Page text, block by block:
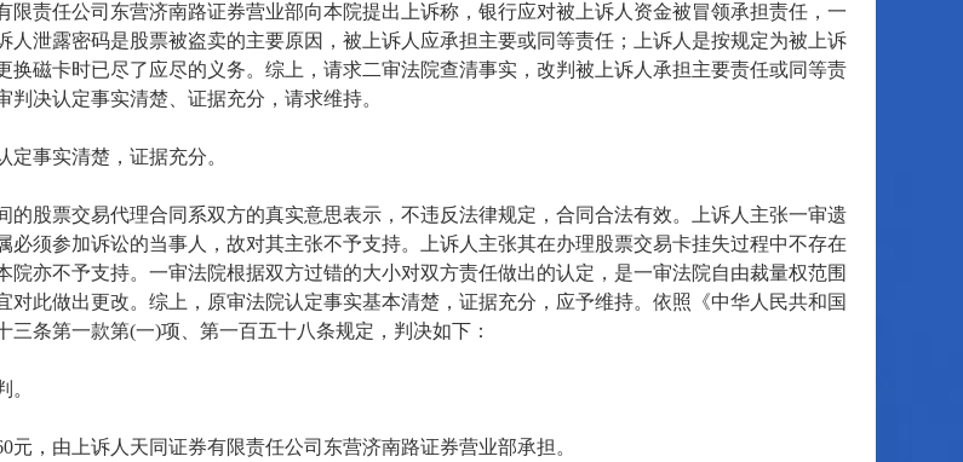
责任公司东营济南路证券营业部向本院提出上诉称，银行应对被上诉人资金被冒领承担责任，一
人泄露密码是股票被盗卖的主要原因，被上诉人应承担主要或同等责任；上诉人是按规定为被上诉
换磁卡时已尽了应尽的义务。综上，请求二审法院查清事实，改判被上诉人承担主要责任或同等责
判决认定事实清楚、证据充分，请求维持。
事实清楚，证据充分。
股票交易代理合同系双方的真实意思表示，不违反法律规定，合同合法有效。上诉人主张一审遗
必须参加诉讼的当事人，故对其主张不予支持。上诉人主张其在办理股票交易卡挂失过程中不存在
院亦不予支持。一审法院根据双方过错的大小对双方责任做出的认定，是一审法院自由裁量权范围
对此做出更改。综上，原审法院认定事实基本清楚，证据充分，应予维持。依照《中华人民共和国
三条第一款第(一)项、第一百五十八条规定，判决如下：
，由上诉人天同证券有限责任公司东营济南路证券营业部承担。